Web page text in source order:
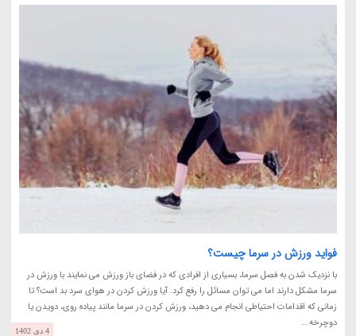
فواید ورزش در سرما چیست؟
با نزدیک شدن به فصل سرما، بسیاری از افرادی که در فضای باز ورزش می نمایند با ورزش در
سرما مشکل دارند اما می توان مسائل را رفع کرد. آیا ورزش کردن در هوای سرد بد است؟ تا
زمانی که اقدامات احتیاطی انجام می دهید، ورزش کردن در سرما مانند پیاده روی، دویدن یا
دوچرخه...
4 دی 1402